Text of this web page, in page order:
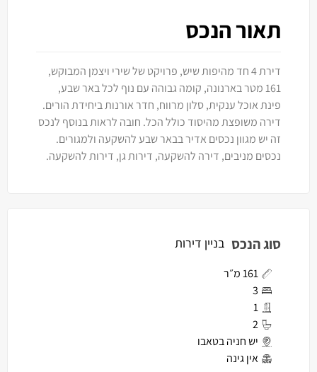
תאור הנכס
דירת 4 חד מהיפות שיש, פרויקט של שירי ויצמן המבוקש,
161 מטר בארנונה, קומה גבוהה עם נוף לכל באר שבע,
פינת אוכל ענקית, סלון מרווח, חדר אורנות ביחידת הורים.
דירה משופצת מהיסוד כולל הכל. חובה לראות בנוסף לנכס
זה יש מגוון נכסים אדיר בבאר שבע להשקעה ולמגורים.
נכסים מניבים, דירה להשקעה, דירות גן, דירות להשקעה.
סוג הנכס בניין דירות
161 מ״ר
3
1
2
יש חניה בטאבו
אין גינה